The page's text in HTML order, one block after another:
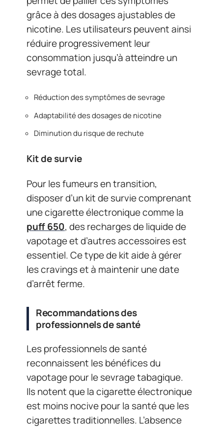
grâce à des dosages ajustables de
nicotine. Les utilisateurs peuvent ainsi
réduire progressivement leur
consommation jusqu’à atteindre un
sevrage total.
Réduction des symptômes de sevrage
Adaptabilité des dosages de nicotine
Diminution du risque de rechute
Kit de survie
Pour les fumeurs en transition,
disposer d’un kit de survie comprenant
une cigarette électronique comme la
puff 650, des recharges de liquide de
vapotage et d’autres accessoires est
essentiel. Ce type de kit aide à gérer
les cravings et à maintenir une date
d’arrêt ferme.
Recommandations des
professionnels de santé
Les professionnels de santé
reconnaissent les bénéfices du
vapotage pour le sevrage tabagique.
Ils notent que la cigarette électronique
est moins nocive pour la santé que les
cigarettes traditionnelles. L’absence